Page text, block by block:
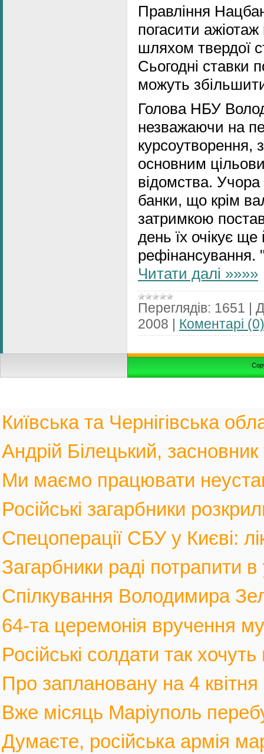
Правління
погасити
шляхом твердої
Сьогодні ставки
можуть
Голова НБУ
незважаючи на
курсоутворення,
основним
відомства.
банки, що крім
затримкою
день їх очікує
Читати далі »»»»
Переглядів: 1651 |
2008 | Коментарі (0)
Київська та Чернігівська
Андрій Білецький,
Ми маємо працювати
Російські загарбники
Спецоперації СБУ у Києві:
Загарбники раді потрапити
Спілкування Володимира
64-та церемонія вручення
Російські солдати так
Про заплановану на 4
Вже місяць Маріуполь
Думаєте, російська армія